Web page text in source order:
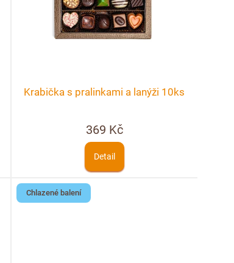
Krabička s pralinkami a lanýži 10ks
369 Kč
Detail
Chlazené balení